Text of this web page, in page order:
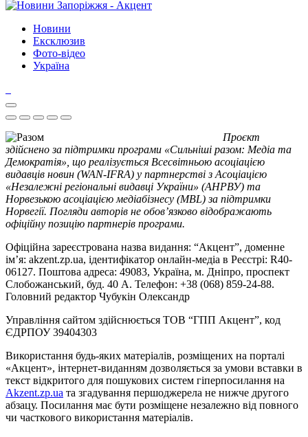
Новини
Ексклюзив
Фото-відео
Україна
Проєкт
здійснено за підтримки програми «Сильніші разом: Медіа та
Демократія», що реалізується Всесвітньою асоціацією
видавців новин (WAN-IFRA) у партнерстві з Асоціацією
«Незалежні регіональні видавці України» (АНРВУ) та
Норвезькою асоціацією медіабізнесу (MBL) за підтримки
Норвегії. Погляди авторів не обов’язково відображають
офіційну позицію партнерів програми.
Офіційна зареєстрована назва видання: “Акцент”, доменне
ім’я: akzent.zp.ua, ідентифікатор онлайн-медіа в Реєстрі: R40-
06127. Поштова адреса: 49083, Україна, м. Дніпро, проспект
Слобожанський, буд. 40 А. Телефон: +38 (068) 859-24-88.
Головний редактор Чубукін Олександр
Управління сайтом здійснюється ТОВ “ГПП Акцент”, код
ЄДРПОУ 39404303
Використання будь-яких матеріалів, розміщених на порталі
«Акцент», інтернет-виданням дозволяється за умови вставки в
текст відкритого для пошукових систем гіперпосилання на
Akzent.zp.ua та згадування першоджерела не нижче другого
абзацу. Посилання має бути розміщене незалежно від повного
чи часткового використання матеріалів.